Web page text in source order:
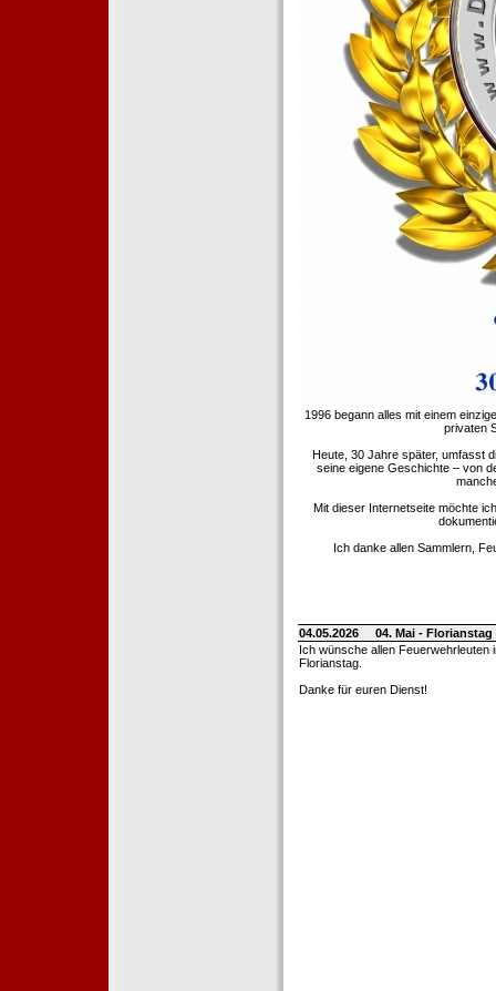
1996 begann alles mit einem
privaten
Heute, 30 Jahre später, umfasst
seine eigene Geschichte – von
Mit dieser Internetseite möchte
Ich danke allen Sammlern,
04.05.2026
04. Mai -
Ich wünsche allen Feuerwehrleuten
Florianstag.
Danke für euren Dienst!